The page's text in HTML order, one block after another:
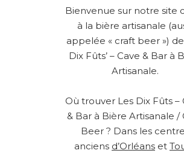
Bienvenue sur notre site
à la bière artisanale
appelée « craft beer ») de
Dix Fûts’ – Cave & Bar à
Artisanale.
Où trouver Les Dix Fûts –
& Bar à Bière Artisanale /
Beer ? Dans les
anciens d’Orléans et